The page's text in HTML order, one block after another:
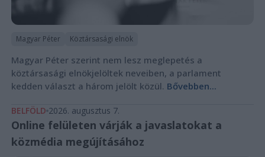
Magyar Péter Köztársasági elnök
Magyar Péter szerint nem lesz meglepetés a
köztársasági elnökjelöltek neveiben, a parlament
kedden választ a három jelölt közül. Bővebben...
BELFÖLD 2026. augusztus 7.
Online felületen várják a javaslatokat a
közmédia megújításához